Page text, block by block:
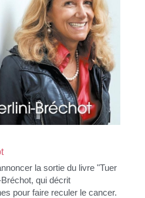
la sortie du livre "Tuer
qui décrit
pour faire reculer le cancer.